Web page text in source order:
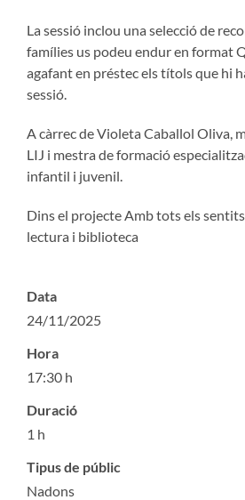
La sessió inclou una selecció de
famílies us podeu endur en format
agafant en préstec els títols que hi
sessió.
A càrrec de Violeta Caballol Oliva,
LIJ i mestra de formació
infantil i juvenil.
Dins el projecte Amb tots els
lectura i biblioteca
Data
24/11/2025
Hora
17:30 h
Duració
1 h
Tipus de públic
Nadons